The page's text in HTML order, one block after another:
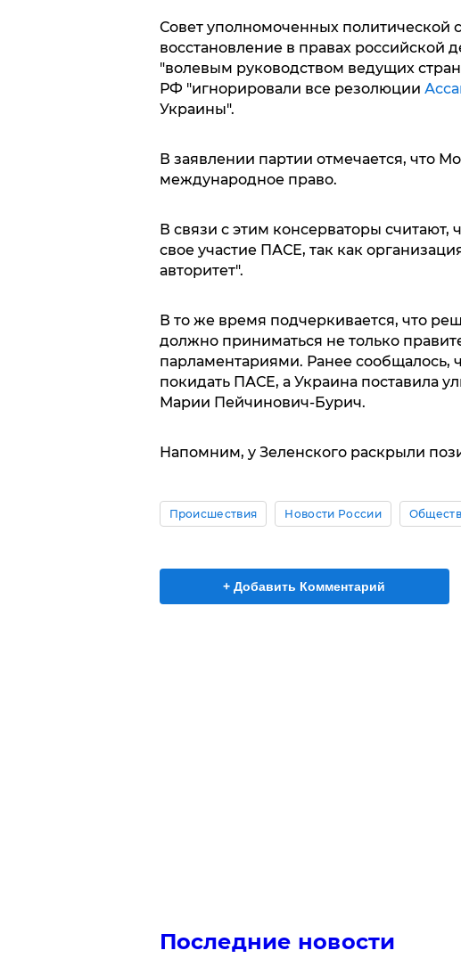
Совет уполномоченных политической
восстановление в правах российской
"волевым руководством ведущих
РФ "игнорировали все резолюции
Украины".
В заявлении партии отмечается, что
международное право.
В связи с этим консерваторы считают,
свое участие ПАСЕ, так как
авторитет".
В то же время подчеркивается, что
должно приниматься не только
парламентариями. Ранее сообщалось,
покидать ПАСЕ, а Украина поставила
Марии Пейчинович-Бурич.
Напомним, у Зеленского раскрыли
Происшествия Новости России
+ Добавить Комментарий
Последние новости